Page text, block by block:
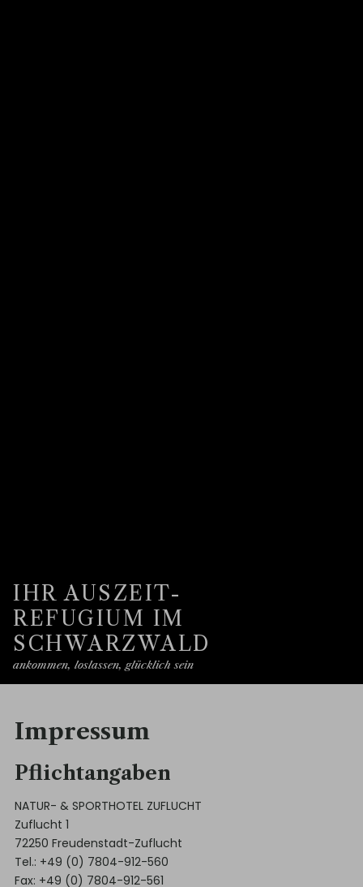
IHR AUSZEIT-
REFUGIUM IM
SCHWARZWALD
ankommen, loslassen, glücklich sein
Impressum
Pflichtangaben
NATUR- & SPORTHOTEL ZUFLUCHT
Zuflucht 1
72250 Freudenstadt-Zuflucht
Tel.: +49 (0) 7804-912-560
Fax: +49 (0) 7804-912-561